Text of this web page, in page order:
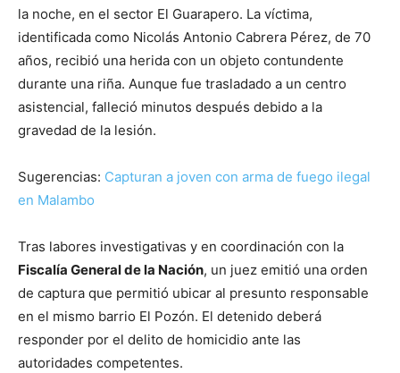
la noche, en el sector El Guarapero. La víctima,
identificada como Nicolás Antonio Cabrera Pérez, de 70
años, recibió una herida con un objeto contundente
durante una riña. Aunque fue trasladado a un centro
asistencial, falleció minutos después debido a la
gravedad de la lesión.
Sugerencias: Capturan a joven con arma de fuego ilegal
en Malambo
Tras labores investigativas y en coordinación con la
Fiscalía General de la Nación, un juez emitió una orden
de captura que permitió ubicar al presunto responsable
en el mismo barrio El Pozón. El detenido deberá
responder por el delito de homicidio ante las
autoridades competentes.